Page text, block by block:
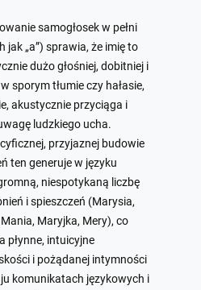
samogłosek w pełni
„a”) sprawia, że imię to
dużo głośniej, dobitniej i
sporym tłumie czy hałasie,
akustycznie przyciąga i
ludzkiego ucha.
przyjaznej budowie
ten generuje w języku
niespotykaną liczbę
i spieszczeń (Marysia,
Maryjka, Mery), co
płynne, intuicyjne
i pożądanej intymności
komunikatach językowych i